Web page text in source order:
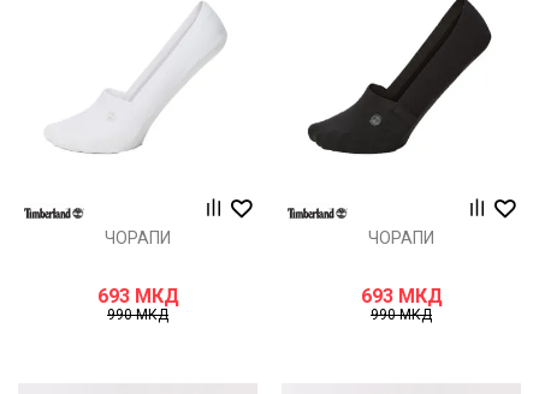
ЧОРАПИ
693 МКД
990МКД
ЧОРАПИ
693 МКД
990МКД